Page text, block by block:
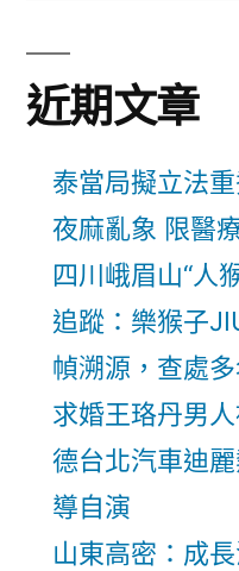
近期文章
泰當局擬立法
夜麻亂象 限醫
四川峨眉山“人
追蹤：樂猴子
幀溯源，查處
求婚王珞丹男
德台北汽車迪
導自演
山東高密：成